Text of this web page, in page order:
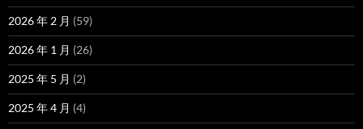
2026 年 2 月 (59)
2026 年 1 月 (26)
2025 年 5 月 (2)
2025 年 4 月 (4)